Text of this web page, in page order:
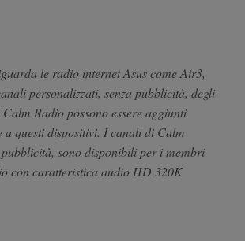
le radio internet Asus come Air3,
personalizzati, senza pubblicità, degli
Radio possono essere aggiunti
a questi dispositivi. I canali di Calm
pubblicità, sono disponibili per i membri
con caratteristica audio HD 320K